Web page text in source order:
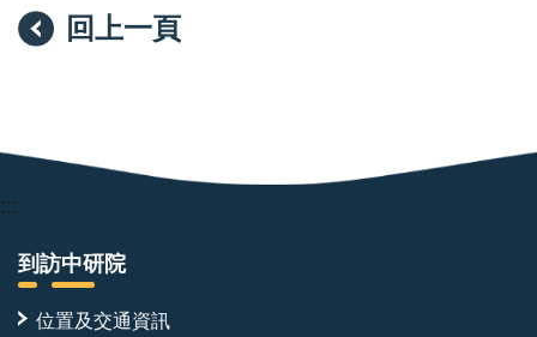
回上一頁
:::
到訪中研院
位置及交通資訊